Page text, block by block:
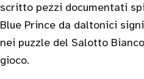
scritto pezzi documentati
Blue Prince da daltonici
nei puzzle del Salotto
gioco.